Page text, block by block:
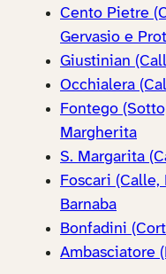
Cento Pietre
Gervasio e
Giustinian
Occhialera
Fontego
Margherita
S. Margarita
Foscari (Calle,
Barnaba
Bonfadini
Ambasciatore